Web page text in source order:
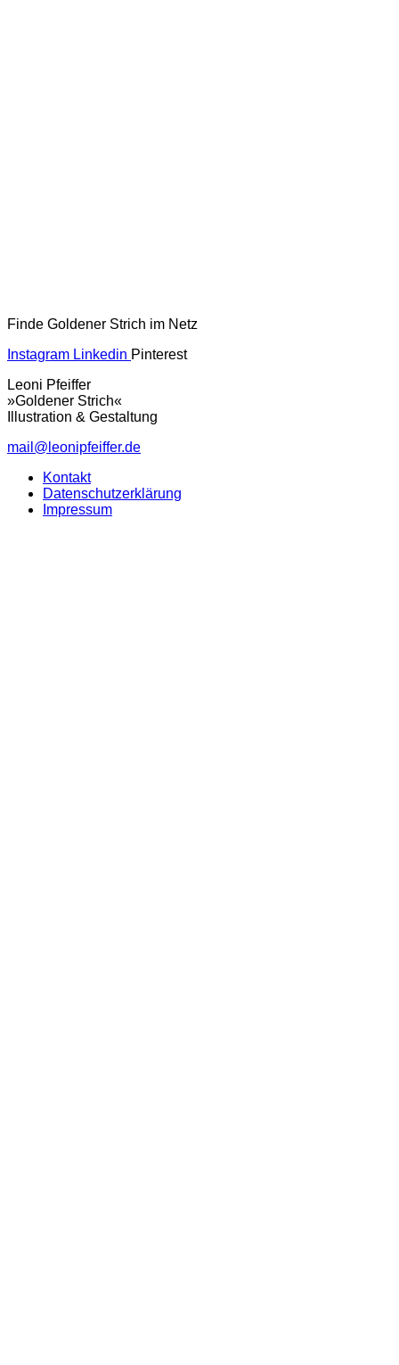
Finde Goldener Strich im Netz
Instagram Linkedin Pinterest
Leoni Pfeiffer
»Goldener Strich«
Illustration & Gestaltung
mail@leonipfeiffer.de
Kontakt
Datenschutzerklärung
Impressum